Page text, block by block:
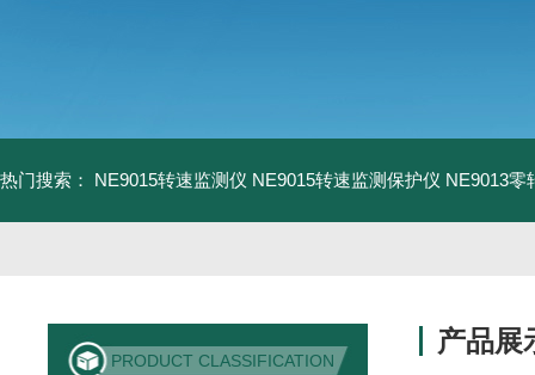
热门搜索： NE9015转速监测仪 NE9015转速监测保护仪 NE9013零
PRODUCT CLASSIFICATION
产品展